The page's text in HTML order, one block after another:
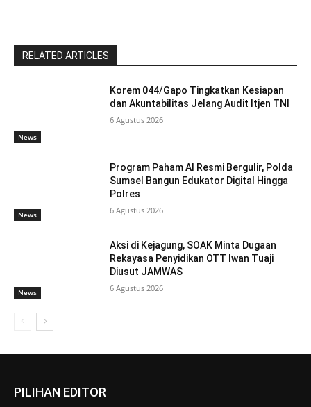
RELATED ARTICLES
News
Korem 044/Gapo Tingkatkan Kesiapan
dan Akuntabilitas Jelang Audit Itjen TNI
6 Agustus 2026
News
Program Paham AI Resmi Bergulir, Polda
Sumsel Bangun Edukator Digital Hingga
Polres
6 Agustus 2026
News
Aksi di Kejagung, SOAK Minta Dugaan
Rekayasa Penyidikan OTT Iwan Tuaji
Diusut JAMWAS
6 Agustus 2026
PILIHAN EDITOR